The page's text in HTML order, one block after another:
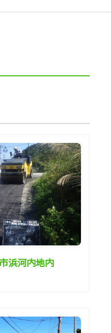
浜河内地内